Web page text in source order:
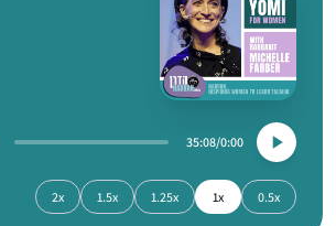
0:00
35:08
0.5x
1x
1.25x
1.5x
2x